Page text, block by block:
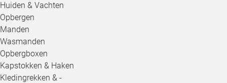
Huiden & Vachten
Opbergen
Manden
Wasmanden
Opbergboxen
Kapstokken & Haken
Kledingrekken & -